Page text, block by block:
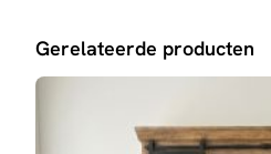
Gerelateerde producten